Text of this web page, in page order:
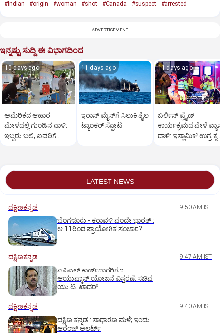
#Indian #origin #woman #shot #Canada #suspect #arrested
ADVERTISEMENT
ಇನ್ನಷ್ಟು ಸುದ್ದಿ ಈ ವಿಭಾಗದಿಂದ
10 days ago
ಅಮೆರಿಕದ ಆಹಾರ
ಮೇಳದಲ್ಲಿ ಗುಂಡಿನ ದಾಳಿ:
ಇಬ್ಬರು ಬಲಿ, ಐವರಿಗೆ
11 days ago
ಇರಾನ್‌ ಮೈನ್‌ಗೆ ಸಿಲುಕಿ ತೈಲ
ಟ್ಯಾಂಕರ್‌ ಸ್ಫೋಟ
11 days ago
ಬರ್ಲಿನ್ ಪ್ರೈಡ್
ಕಾರ್ಯಕ್ರಮದ ವೇಳೆ
ದಾಳಿ: ಇಸ್ಲಾಮಿಕ್ ಉಗ್ರ
LATEST NEWS
ದಕ್ಷಿಣಕನ್ನಡ 9:50 AM IST
ಬೆಂಗಳೂರು - ಕರಾವಳಿ ವಂದೇ ಭಾರತ್‌ :
ಆ.11ರಿಂದ ಪ್ರಾಯೋಗಿಕ ಸಂಚಾರ?
ದಕ್ಷಿಣಕನ್ನಡ 9:47 AM IST
ಎಪಿಎಲ್‌ ಕಾರ್ಡ್‌ದಾರರಿಗೂ
ಆಯುಷ್ಮಾನ್‌ ಯೋಜನೆ ವಿಸ್ತರಣೆ: ಸಚಿವ
ಯು.ಟಿ. ಖಾದರ್
ದಕ್ಷಿಣಕನ್ನಡ 9:40 AM IST
ದಕ್ಷಿಣ ಕನ್ನಡ : ಸಾಧಾರಣ ಮಳೆ; ಇಂದು
ಆರೆಂಜ್‌ ಅಲರ್ಟ್